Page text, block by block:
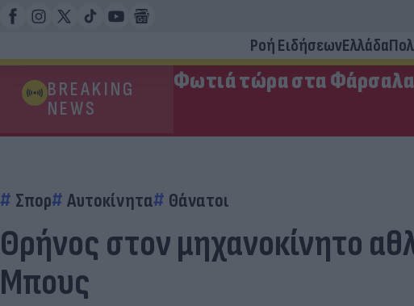
Ροή ΕιδήσεωνΕλλάδα
BREAKING
NEWS
Φωτιά τώρα στα
Σπορ Αυτοκίνητα Θάνατοι
Θρήνος στον μηχανοκίνητο
Μπους